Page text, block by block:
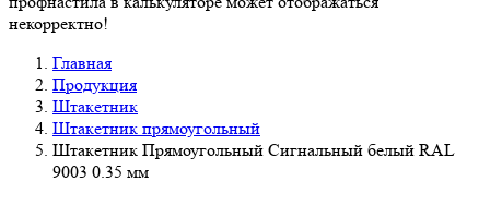
некорректно!
Главная
Продукция
Штакетник
Штакетник прямоугольный
Штакетник Прямоугольный Сигнальный белый RAL
9003 0.35 мм